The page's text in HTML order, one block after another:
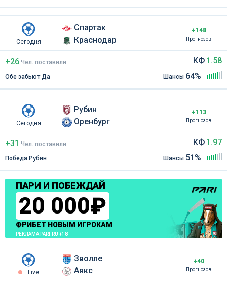
Сегодня
Спартак
Краснодар
+148
Прогнозов
+26 Чел. поставили
Обе забьют Да
КФ 1.58
Шансы 64%
Сегодня
Рубин
Оренбург
+113
Прогнозов
+31 Чел. поставили
Победа Рубин
КФ 1.97
Шансы 51%
ПАРИ И ПОБЕЖДАЙ
20 000₽
ФРИБЕТ НОВЫМ ИГРОКАМ
РЕКЛАМА PARI.RU +18
Live
Зволле
Аякс
+40
Прогнозов